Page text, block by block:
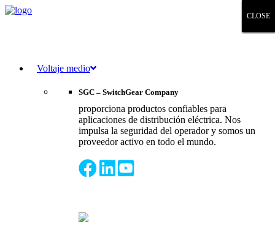
Voltaje medio
SGC – SwitchGear Company
proporciona productos confiables para
aplicaciones de distribución eléctrica. Nos
impulsa la seguridad del operador y somos un
proveedor activo en todo el mundo.
CLOSE
CLOSE
CLOSE
CLOSE
CLOSE
CLOSE
CLOSE